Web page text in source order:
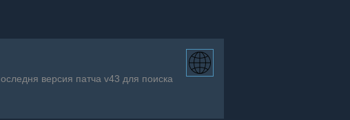
версия патча v43 для поиска